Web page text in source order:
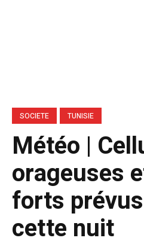
SOCIETE TUNISIE
​Météo |
orageuses
forts
cette nuit